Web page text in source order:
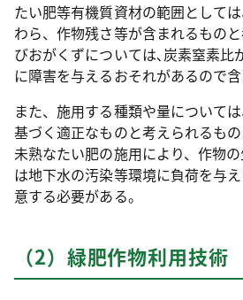
たい肥等有機質資材の範囲として
わら、作物残さ等が含まれるもの
びおがくずについては､炭素窒素比
に障害を与えるおそれがあるので含
また、施用する種類や量について
基づく適正なものと考えられるも
未熟なたい肥の施用により、作物
は地下水の汚染等環境に負荷を与
意する必要がある。
（2）緑肥作物利用技術